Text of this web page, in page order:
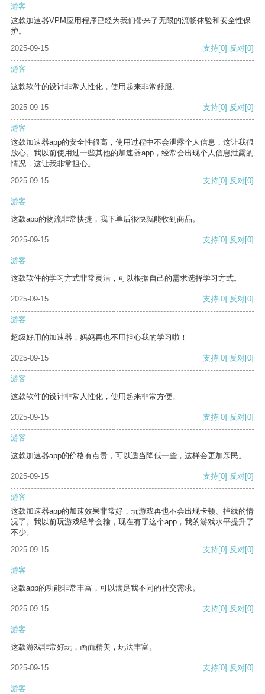
游客
这款加速器VPM应用程序已经为我们带来了无限的流畅体验和安全性保
护。
2025-09-15
支持[0] 反对[0]
游客
这款软件的设计非常人性化，使用起来非常舒服。
2025-09-15 支持[0] 反对[0]
游客
这款加速器app的安全性很高，使用过程中不会泄露个人信息，这让我很
放心。我以前使用过一些其他的加速器app，经常会出现个人信息泄露的
情况，这让我非常担心。
2025-09-15
支持[0] 反对[0]
游客
这款app的物流非常快捷，我下单后很快就能收到商品。
2025-09-15 支持[0] 反对[0]
游客
这款软件的学习方式非常灵活，可以根据自己的需求选择学习方式。
2025-09-15 支持[0] 反对[0]
游客
超级好用的加速器，妈妈再也不用担心我的学习啦！
2025-09-15 支持[0] 反对[0]
游客
这款软件的设计非常人性化，使用起来非常方便。
2025-09-15 支持[0] 反对[0]
游客
这款加速器app的价格有点贵，可以适当降低一些，这样会更加亲民。
2025-09-15 支持[0] 反对[0]
游客
这款加速器app的加速效果非常好，玩游戏再也不会出现卡顿、掉线的情
况了。我以前玩游戏经常会输，现在有了这个app，我的游戏水平提升了
不少。
2025-09-15
支持[0] 反对[0]
游客
这款app的功能非常丰富，可以满足我不同的社交需求。
2025-09-15 支持[0] 反对[0]
游客
这款游戏非常好玩，画面精美，玩法丰富。
2025-09-15 支持[0] 反对[0]
游客